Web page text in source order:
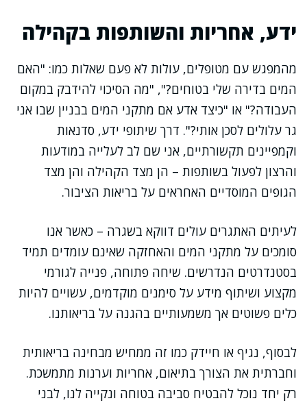
ידע, אחריות והשותפות בקהילה
מהמפגש עם מטופלים, עולות לא פעם שאלות כמו: "האם
המים בדירה שלי בטוחים?", "מה הסיכוי להידבק במקום
העבודה?" או "כיצד אדע אם מתקני המים בבניין שבו אני
גר עלולים לסכן אותי?". דרך שיתופי ידע, סדנאות
וקמפיינים תקשורתיים, אני שם לב לעלייה במודעות
והרצון לפעול בשותפות – הן מצד הקהילה והן מצד
הגופים המוסדיים האחראים על בריאות הציבור.
לעיתים האתגרים עולים דווקא בשגרה – כאשר אנו
סומכים על מתקני המים והאחזקה שאינם עומדים תמיד
בסטנדרטים הנדרשים. שיחה פתוחה, פנייה לגורמי
מקצוע ושיתוף מידע על סימנים מוקדמים, עשויים להיות
כלים פשוטים אך משמעותיים בהגנה על בריאותנו.
לבסוף, נגיף או חיידק כמו זה ממחיש מבחינה בריאותית
וחברתית את הצורך בתיאום, אחריות וערנות מתמשכת.
רק יחד נוכל להבטיח סביבה בטוחה ונקייה לנו, לבני